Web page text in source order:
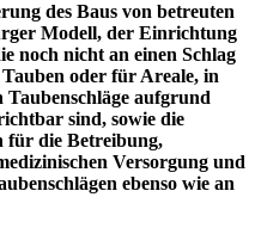
des Baus von betreuten
Modell, der Einrichtung
noch nicht an einen Schlag
oder für Areale, in
Taubenschläge aufgrund
sind, sowie die
für die Betreibung,
Versorgung und
ebenso wie an